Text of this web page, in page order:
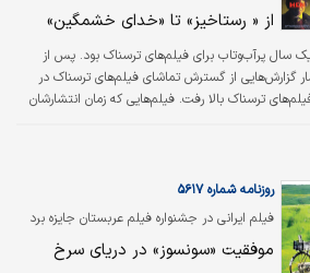
از « رستاخیز» تا «خدای خشمگین»
۲۰۲۲ یک سال پر‌آب‌و‌تاب برای فیلم‌های ترسناک بود. پس از
گزارش‌هایی از گسترش تماشای فیلم‌های ترسناک در
ترسناک بالا رفت. فیلم‌هایی که زمان انتشارشان
خود، فهرستی از بهترین فیلم‌های ژانر وحشت
می‌کند، وحشت ژانری است که می‌تواند باقی…
فیلم ایرانی در جشنواره فیلم عربستان جایزه برد
روزنامه شماره ۵۶۱۷
موفقیت «سونسوز» در دریای سرخ